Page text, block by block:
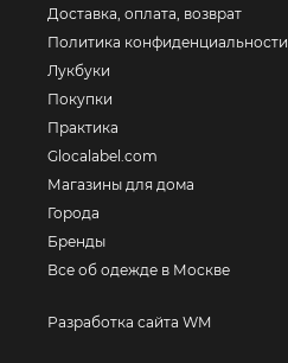
Доставка, оплата, возврат
Политика конфиденциальности
Лукбуки
Покупки
Практика
Glocalabel.com
Магазины для дома
Города
Бренды
Все об одежде в Москве
Разработка сайта WM